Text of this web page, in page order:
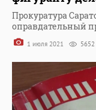
Прокуратура
оправдательный
1 июля 2021 5652